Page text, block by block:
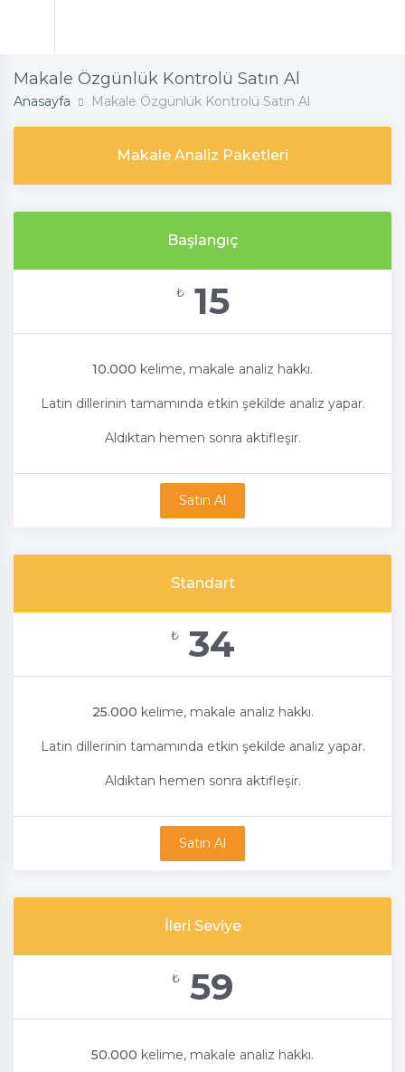
Makale Özgünlük Kontrolü Satın Al
Anasayfa Makale Özgünlük Kontrolü Satın Al
Makale Analiz Paketleri
Başlangıç
₺15
10.000 kelime, makale analiz hakkı.
Latin dillerinin tamamında etkin şekilde analiz yapar.
Aldıktan hemen sonra aktifleşir.
Satın Al
Standart
₺34
25.000 kelime, makale analiz hakkı.
Latin dillerinin tamamında etkin şekilde analiz yapar.
Aldıktan hemen sonra aktifleşir.
Satın Al
İleri Seviye
₺59
50.000 kelime, makale analiz hakkı.